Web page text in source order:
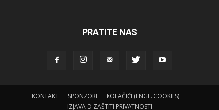
PRATITE NAS
KONTAKT SPONZORI
KOLAČIĆI (ENGL. COOKIES)
IZJAVA O ZAŠTITI PRIVATNOSTI